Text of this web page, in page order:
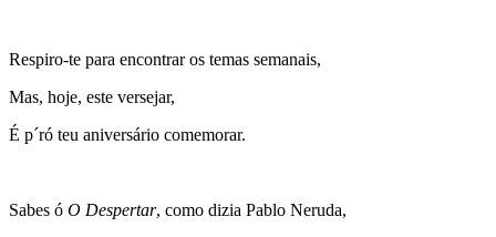
Respiro-te para encontrar os temas semanais,
Mas, hoje, este versejar,
É p´ró teu aniversário comemorar.
Sabes ó O Despertar, como dizia Pablo Neruda,